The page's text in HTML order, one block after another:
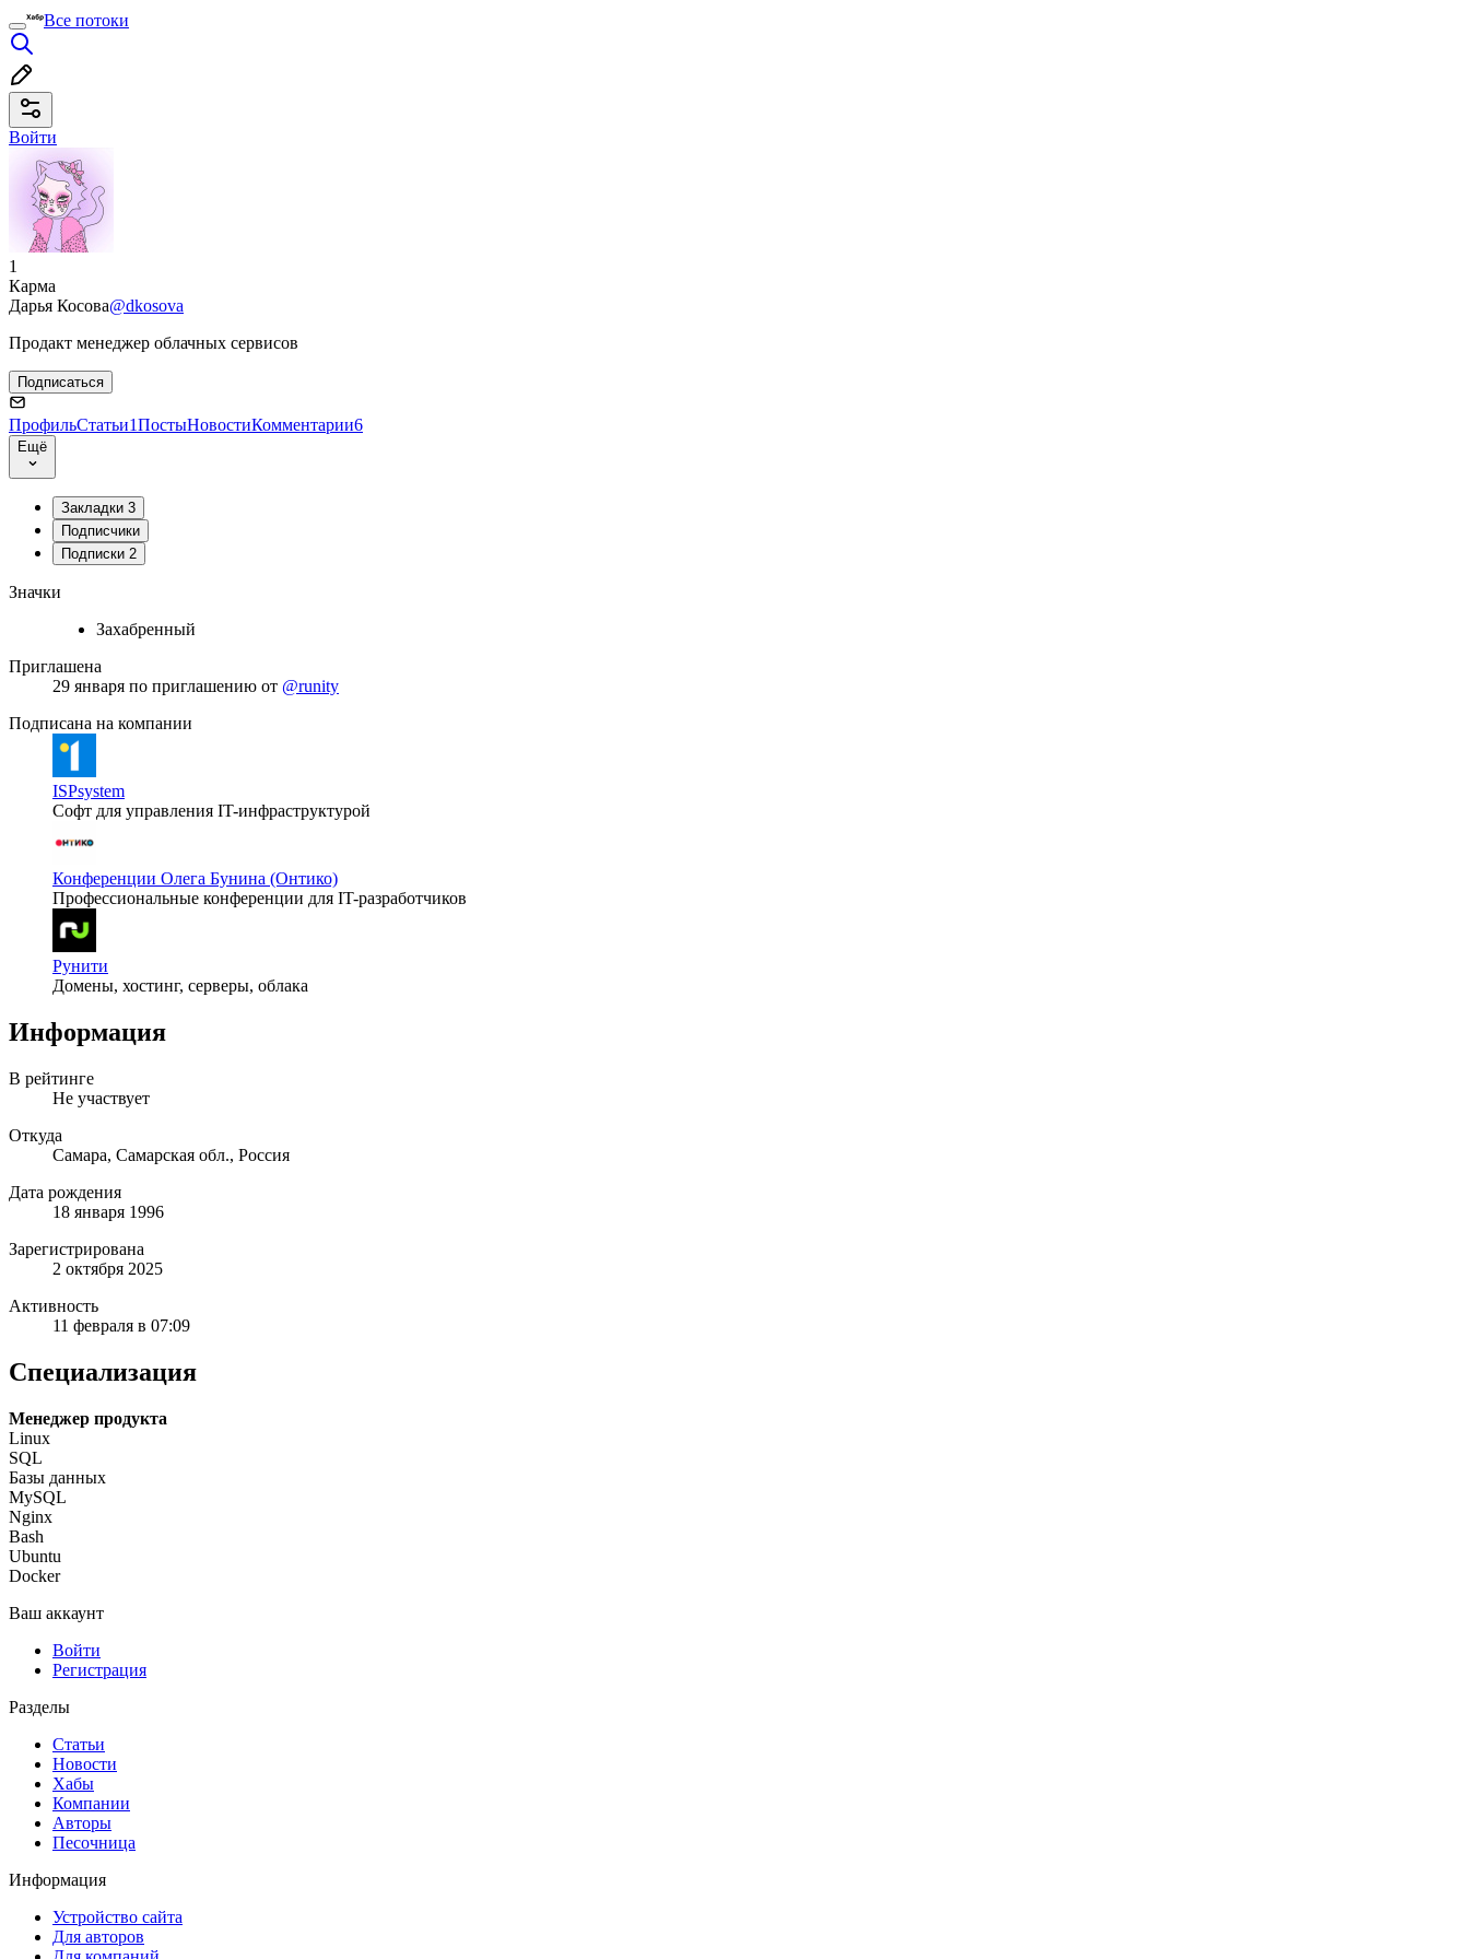
Все потоки
Войти
1
Карма
Дарья Косова@dkosova
Продакт менеджер облачных сервисов
Подписаться
ПрофильСтатьи1ПостыНовостиКомментарии6
Ещё
Закладки 3
Подписчики
Подписки 2
Значки
Захабренный
Приглашена
29 января по приглашению от @runity
Подписана на компании
ISPsystem
Софт для управления IT-инфраструктурой
Конференции Олега Бунина (Онтико)
Профессиональные конференции для IT-разработчиков
Рунити
Домены, хостинг, серверы, облака
Информация
В рейтинге
Не участвует
Откуда
Самара, Самарская обл., Россия
Дата рождения
18 января 1996
Зарегистрирована
2 октября 2025
Активность
11 февраля в 07:09
Специализация
Менеджер продукта
Linux
SQL
Базы данных
MySQL
Nginx
Bash
Ubuntu
Docker
Ваш аккаунт
Войти
Регистрация
Разделы
Статьи
Новости
Хабы
Компании
Авторы
Песочница
Информация
Устройство сайта
Для авторов